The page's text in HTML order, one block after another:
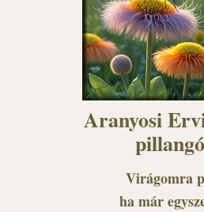
Aranyosi
Virágomra
ha már